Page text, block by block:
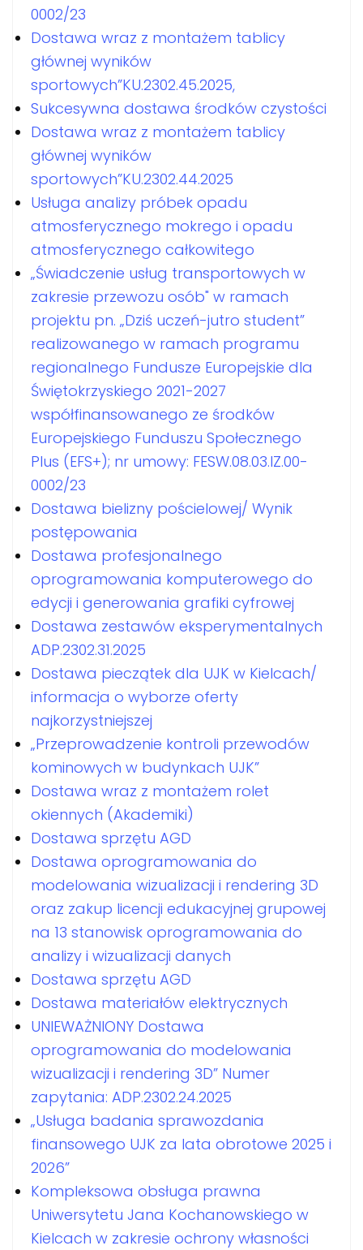
0002/23
Dostawa wraz z montażem tablicy
głównej wyników
sportowych”KU.2302.45.2025,
Sukcesywna dostawa środków czystości
Dostawa wraz z montażem tablicy
głównej wyników
sportowych”KU.2302.44.2025
Usługa analizy próbek opadu
atmosferycznego mokrego i opadu
atmosferycznego całkowitego
„Świadczenie usług transportowych w
zakresie przewozu osób" w ramach
projektu pn. „Dziś uczeń-jutro student”
realizowanego w ramach programu
regionalnego Fundusze Europejskie dla
Świętokrzyskiego 2021-2027
współfinansowanego ze środków
Europejskiego Funduszu Społecznego
Plus (EFS+); nr umowy: FESW.08.03.IZ.00-
0002/23
Dostawa bielizny pościelowej/ Wynik
postępowania
Dostawa profesjonalnego
oprogramowania komputerowego do
edycji i generowania grafiki cyfrowej
Dostawa zestawów eksperymentalnych
ADP.2302.31.2025
Dostawa pieczątek dla UJK w Kielcach/
informacja o wyborze oferty
najkorzystniejszej
„Przeprowadzenie kontroli przewodów
kominowych w budynkach UJK”
Dostawa wraz z montażem rolet
okiennych (Akademiki)
Dostawa sprzętu AGD
Dostawa oprogramowania do
modelowania wizualizacji i rendering 3D
oraz zakup licencji edukacyjnej grupowej
na 13 stanowisk oprogramowania do
analizy i wizualizacji danych
Dostawa sprzętu AGD
Dostawa materiałów elektrycznych
UNIEWAŻNIONY Dostawa
oprogramowania do modelowania
wizualizacji i rendering 3D” Numer
zapytania: ADP.2302.24.2025
„Usługa badania sprawozdania
finansowego UJK za lata obrotowe 2025 i
2026”
Kompleksowa obsługa prawna
Uniwersytetu Jana Kochanowskiego w
Kielcach w zakresie ochrony własności